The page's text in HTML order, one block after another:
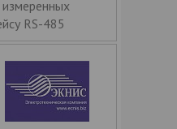
RS-485